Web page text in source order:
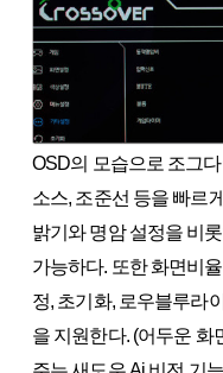
OSD의 모습으로 조그
소스, 조준선 등을 빠르
밝기와 명암 설정을 비
가능하다. 또한 화면비
정, 초기화, 로우블루라
을 지원한다. (어두운 화